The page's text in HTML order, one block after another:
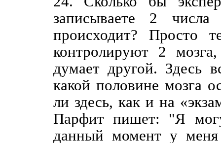
записываете 2
происходит? Просто
контролируют 2
думает другой. Здесь
какой половине мозга
ли здесь, как и на
Парфит пишет: "Я
данный момент у